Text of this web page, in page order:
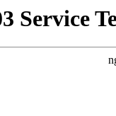
Service